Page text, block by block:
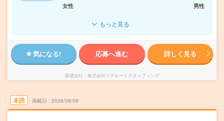
女性
男性
もっと見る
気になる! 応募へ進む 詳しく見る
派遣会社 株式会社リクルートスタッフィング
未読 掲載日 2026/08/08